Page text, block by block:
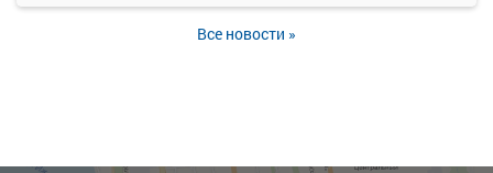
Все новости »